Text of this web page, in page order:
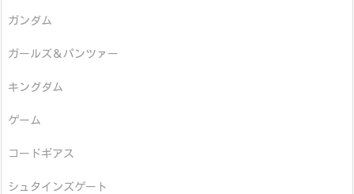
ガンダム
ガールズ＆パンツァー
キングダム
ゲーム
コードギアス
シュタインズゲート